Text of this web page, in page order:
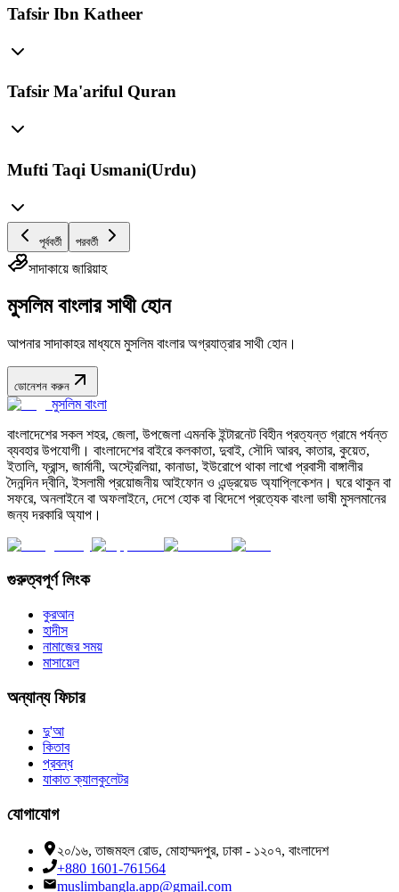
Tafsir Ibn Katheer
Tafsir Ma'ariful Quran
Mufti Taqi Usmani(Urdu)
পূর্ববর্তী পরবর্তী
সাদাকায়ে জারিয়াহ
মুসলিম বাংলার সাথী হোন
আপনার সাদাকাহর মাধ্যমে মুসলিম বাংলার অগ্রযাত্রার সাথী হোন।
ডোনেশন করুন
মুসলিম বাংলা
বাংলাদেশের সকল শহর, জেলা, উপজেলা এমনকি ইন্টারনেট বিহীন প্রত্যন্ত গ্রামে পর্যন্ত
ব্যবহার উপযোগী। বাংলাদেশের বাইরে কলকাতা, দুবাই, সৌদি আরব, কাতার, কুয়েত,
ইতালি, ফ্রান্স, জার্মানী, অস্ট্রেলিয়া, কানাডা, ইউরোপে থাকা লাখো প্রবাসী বাঙ্গালীর
দৈনন্দিন দ্বীনি, ইসলামী প্রয়োজনীয় আইফোন ও এন্ড্রয়েড অ্যাপ্লিকেশন। ঘরে থাকুন বা
সফরে, অনলাইনে বা অফলাইনে, দেশে হোক বা বিদেশে প্রত্যেক বাংলা ভাষী মুসলমানের
জন্য দরকারি অ্যাপ।
গুরুত্বপূর্ণ লিংক
কুরআন
হাদীস
নামাজের সময়
মাসায়েল
অন্যান্য ফিচার
দু'আ
কিতাব
প্রবন্ধ
যাকাত ক্যালকুলেটর
যোগাযোগ
২০/১৬, তাজমহল রোড, মোহাম্মদপুর, ঢাকা - ১২০৭, বাংলাদেশ
+880 1601-761564
muslimbangla.app@gmail.com